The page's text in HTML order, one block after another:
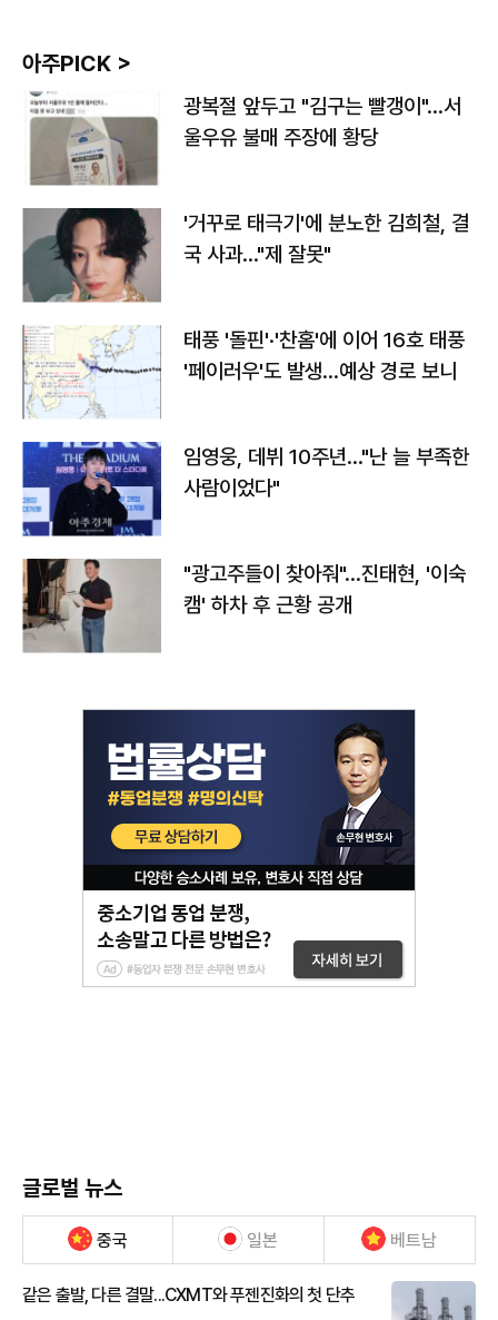
아주PICK >
광복절 앞두고 "김구는 빨갱이"…서
울우유 불매 주장에 황당
'거꾸로 태극기'에 분노한 김희철, 결
국 사과…"제 잘못"
태풍 '돌핀'·'찬홈'에 이어 16호 태풍
'페이러우'도 발생…예상 경로 보니
임영웅, 데뷔 10주년…"난 늘 부족한
사람이었다"
"광고주들이 찾아줘"…진태현, '이숙
캠' 하차 후 근황 공개
글로벌 뉴스
중국 일본 베트남
같은 출발, 다른 결말...CXMT와 푸젠진화의 첫 단추